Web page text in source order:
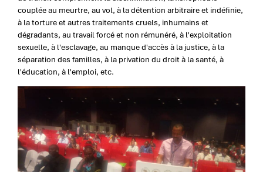
couplée au meurtre, au vol, à la détention arbitraire et indéfinie,
à la torture et autres traitements cruels, inhumains et
dégradants, au travail forcé et non rémunéré, à l'exploitation
sexuelle, à l'esclavage, au manque d'accès à la justice, à la
séparation des familles, à la privation du droit à la santé, à
l'éducation, à l'emploi, etc.